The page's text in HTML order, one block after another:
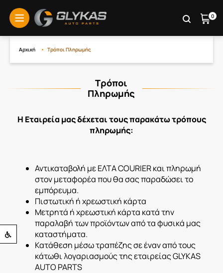
Προσβασιμότητα
menu
0
Αρχική Τρόποι Πληρωμής
Τρόποι
Πληρωμής
Η Εταιρεία μας δέχεται τους παρακάτω τρόπους
πληρωμής:
Αντικαταβολή με ΕΛΤΑ COURIER και πληρωμή
στον μεταφορέα που θα σας παραδώσει το
εμπόρευμα.
Πιστωτική ή χρεωστική κάρτα
Μετρητά ή χρεωστική κάρτα κατά την
παραλαβή των προϊόντων από τα φυσικά μας
καταστήματα.
Κατάθεση μέσω τραπέζης σε έναν από τους
κάτωθι λογαριασμούς της εταιρείας GLYKAS
AUTO PARTS